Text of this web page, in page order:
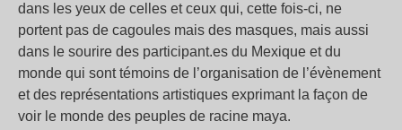
dans les yeux de celles et ceux qui, cette fois-ci, ne
portent pas de cagoules mais des masques, mais aussi
dans le sourire des participant.es du Mexique et du
monde qui sont témoins de l’organisation de l’évènement
et des représentations artistiques exprimant la façon de
voir le monde des peuples de racine maya.